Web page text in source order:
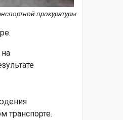
прокуратуры
транспорте.